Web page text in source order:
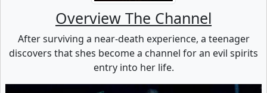
Overview The Channel
After surviving a near-death experience, a teenager
discovers that shes become a channel for an evil spirits
entry into her life.